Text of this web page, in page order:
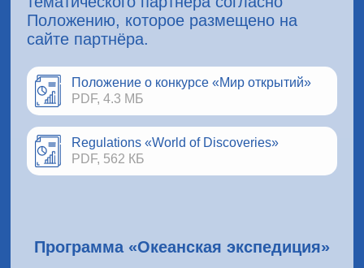
Положению, которое размещено на
сайте партнёра.
Положение о конкурсе «Мир открытий»
PDF, 4.3 МБ
Regulations «World of Discoveries»
PDF, 562 КБ
Программа «Океанская экспедиция»